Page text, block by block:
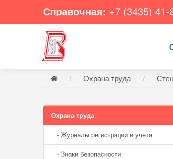
Справочная: +7 (3435) 41-
Охрана труда
Охрана труда
- Журналы регистрации и учета
- Знаки безопасности